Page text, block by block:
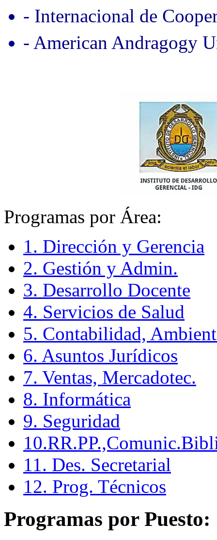
- Internacional de
- American Andragogy
Programas por Área:
1. Dirección y Gerencia
2. Gestión y Admin.
3. Desarrollo Docente
4. Servicios de Salud
5. Contabilidad,
6. Asuntos Jurídicos
7. Ventas, Mercadotec.
8. Informática
9. Seguridad
11. Des. Secretarial
12. Prog. Técnicos
Programas por Puesto: